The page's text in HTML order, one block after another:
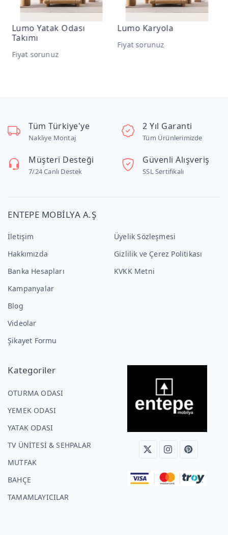
Lumo Karyola
Lumo Yemek Odası
Tüm Türkiye'ye
Nakliye Montaj
2 Yıl Garanti
Tüm Ürünlerimizde
Müşteri Desteği
7/24 Canlı Destek
Güvenli Alışveriş
SSL Sertifikalı
ENTEPE MOBİLYA A.Ş
İletişim
Hakkımızda
Banka Hesapları
Kampanyalar
Blog
Videolar
Şikayet Formu
Üyelik Sözleşmesi
Gizlilik ve Çerez Politikası
KVKK Metni
Kategoriler
OTURMA ODASI
YEMEK ODASI
YATAK ODASI
TV ÜNİTESİ & SEHPALAR
MUTFAK
BAHÇE
TAMAMLAYICILAR